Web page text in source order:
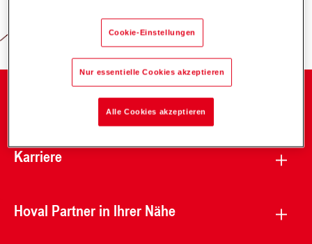
Karriere
Hoval Partner in Ihrer Nähe
Cookie-Einstellungen
Nur essentielle Cookies akzeptieren
Alle Cookies akzeptieren